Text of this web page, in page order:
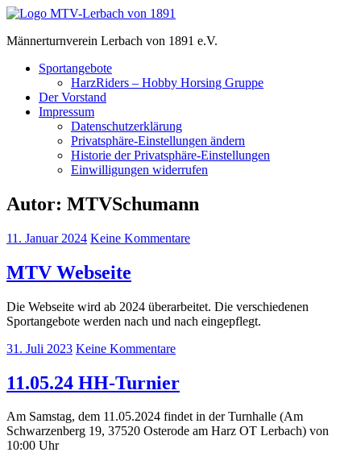
Zum
springen
mtv-
Männerturnverein Lerbach von 1891 e.V.
Sportangebote
HarzRiders – Hobby Horsing Gruppe
Der Vorstand
Impressum
Datenschutzerklärung
Privatsphäre-Einstellungen ändern
Historie der Privatsphäre-Einstellungen
Einwilligungen widerrufen
Autor: MTVSchumann
11. Januar 2024 Keine Kommentare
MTV Webseite
Die Webseite wird ab 2024 überarbeitet. Die verschiedenen
Sportangebote werden nach und nach eingepflegt.
31. Juli 2023 Keine Kommentare
11.05.24 HH-Turnier
Am Samstag, dem 11.05.2024 findet in der Turnhalle (Am
Schwarzenberg 19, 37520 Osterode am Harz OT Lerbach) von
10:00 Uhr